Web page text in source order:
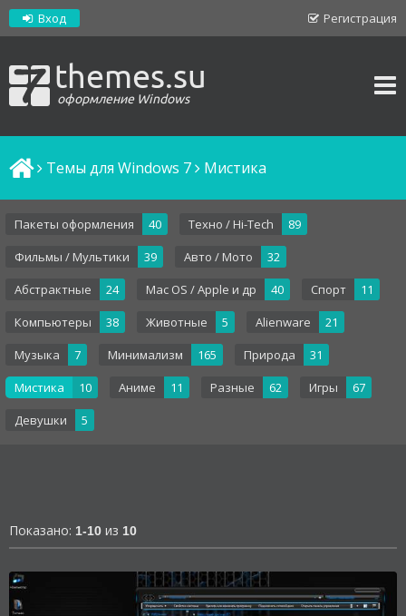
Регистрация
Вход
themes.su
оформление Windows
Темы для Windows 7 Мистика
Пакеты оформления 40 Техно / Hi-Tech
89
Фильмы / Мультики
39 Авто / Мото
32
Абстрактные
24 Mac OS / Apple и др 40 Спорт
11
Компьютеры
38 Животные 5 Alienware
21
Музыка
7 Минимализм 165 Природа
31
Мистика
10 Аниме 11 Разные 62 Игры
67
Девушки
5
Показано: 1-10 из 10